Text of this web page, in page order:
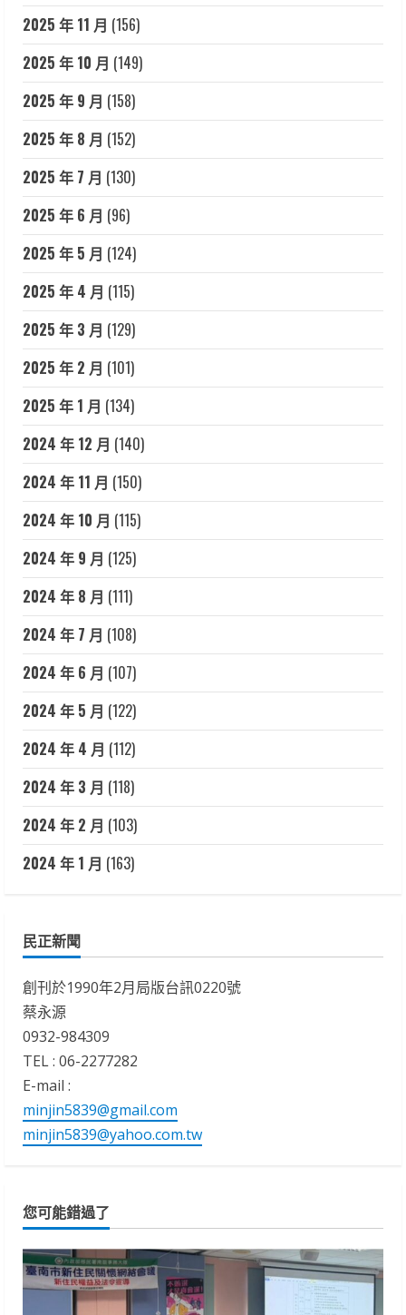
2025 年 11 月 (156)
2025 年 10 月 (149)
2025 年 9 月 (158)
2025 年 8 月 (152)
2025 年 7 月 (130)
2025 年 6 月 (96)
2025 年 5 月 (124)
2025 年 4 月 (115)
2025 年 3 月 (129)
2025 年 2 月 (101)
2025 年 1 月 (134)
2024 年 12 月 (140)
2024 年 11 月 (150)
2024 年 10 月 (115)
2024 年 9 月 (125)
2024 年 8 月 (111)
2024 年 7 月 (108)
2024 年 6 月 (107)
2024 年 5 月 (122)
2024 年 4 月 (112)
2024 年 3 月 (118)
2024 年 2 月 (103)
2024 年 1 月 (163)
民正新聞
創刊於1990年2月局版台訊0220號
蔡永源
0932-984309
TEL : 06-2277282
E-mail :
minjin5839@gmail.com
minjin5839@yahoo.com.tw
您可能錯過了